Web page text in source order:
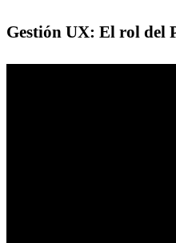
Gestión UX: El rol del